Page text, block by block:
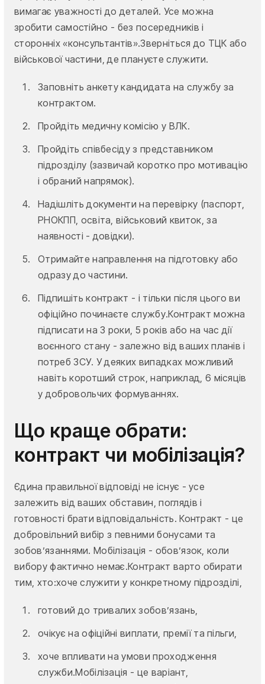
вимагає уважності до деталей. Усе можна
зробити самостійно - без посередників і
сторонніх «консультантів».Зверніться до ТЦК або
військової частини, де плануєте служити.
Заповніть анкету кандидата на службу за
контрактом.
Пройдіть медичну комісію у ВЛК.
Пройдіть співбесіду з представником
підрозділу (зазвичай коротко про мотивацію
і обраний напрямок).
Надішліть документи на перевірку (паспорт,
РНОКПП, освіта, військовий квиток, за
наявності - довідки).
Отримайте направлення на підготовку або
одразу до частини.
Підпишіть контракт - і тільки після цього ви
офіційно починаєте службу.Контракт можна
підписати на 3 роки, 5 років або на час дії
воєнного стану - залежно від ваших планів і
потреб ЗСУ. У деяких випадках можливий
навіть коротший строк, наприклад, 6 місяців
у добровольчих формуваннях.
Що краще обрати:
контракт чи мобілізація?
Єдина правильної відповіді не існує - усе
залежить від ваших обставин, поглядів і
готовності брати відповідальність. Контракт - це
добровільний вибір з певними бонусами та
зобов’язаннями. Мобілізація - обов’язок, коли
вибору фактично немає.Контракт варто обирати
тим, хто:хоче служити у конкретному підрозділі,
готовий до тривалих зобов’язань,
очікує на офіційні виплати, премії та пільги,
хоче впливати на умови проходження
служби.Мобілізація - це варіант,